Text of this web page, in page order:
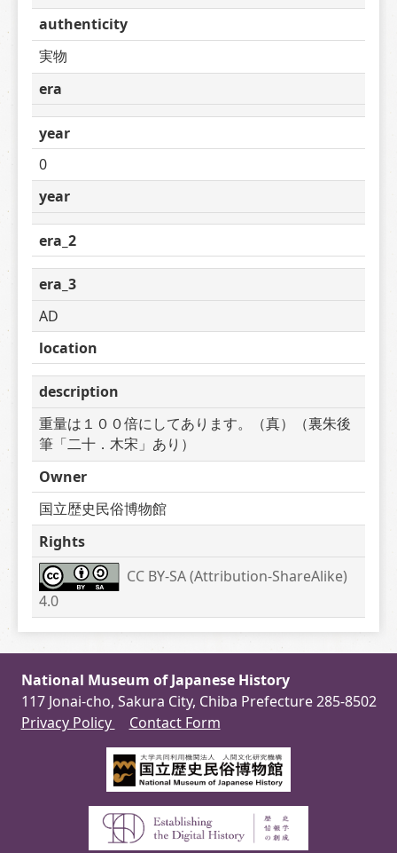
authenticity
実物
era
year
0
year
era_2
era_3
AD
location
description
重量は１００倍にしてあります。（真）（裏朱後
筆「二十．木宋」あり）
Owner
国立歴史民俗博物館
Rights
CC BY-SA (Attribution-ShareAlike)
4.0
National Museum of Japanese History
117 Jonai-cho, Sakura City, Chiba Prefecture 285-8502
Privacy Policy
Contact Form